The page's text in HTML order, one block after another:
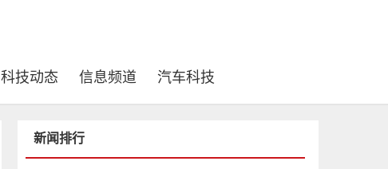
科技动态 信息频道 汽车科技
新闻排行